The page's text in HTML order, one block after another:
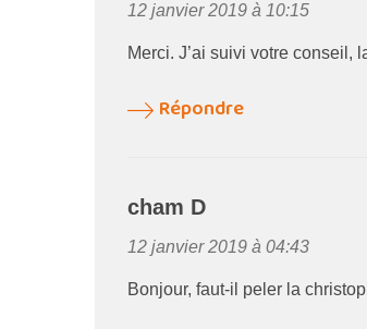
12 janvier 2019 à 10:15
Merci. J’ai suivi votre conseil,
Répondre
cham D
12 janvier 2019 à 04:43
Bonjour, faut-il peler la